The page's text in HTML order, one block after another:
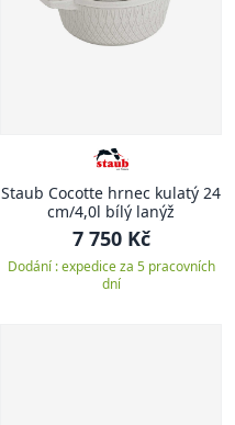
Staub Cocotte hrnec kulatý 24
cm/4,0l bílý lanýž
7 750 Kč
Dodání : expedice za 5 pracovních
dní